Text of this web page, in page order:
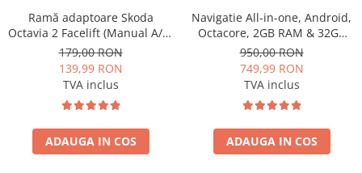
Camere marșarier auto
Camere marșarier universale
Camere Skoda
Camere Volkswagen
Ramă adaptoare Skoda
Octavia 2 Facelift (Manual A/C)
2009-2013 - fațetă 213×133
(RNS 510 / RCD 330), montaj
dedicat
179,00 RON
139,99 RON
TVA inclus
ADAUGA IN COS
Navigatie All-in-one, Android,
Octacore, 2GB RAM & 32GB
ROM, 7 Inch - AD-BGP1002
950,00 RON
749,99 RON
TVA inclus
ADAUGA IN COS